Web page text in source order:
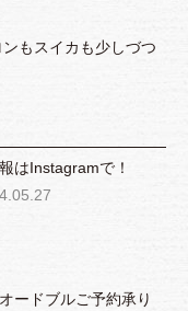
もスイカも少しづつ
はInstagramで！
ードブルご予約承り